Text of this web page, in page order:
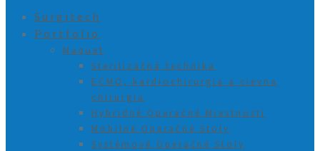
Surgitech
Portfolio
Maquet
Sterilizačná technika
ECMO, kardiochirurgia a cievna
chirurgia
Hybridné Operačné Miestnosti
Mobilné Operačné Stoly
Systémové Operačné Stoly